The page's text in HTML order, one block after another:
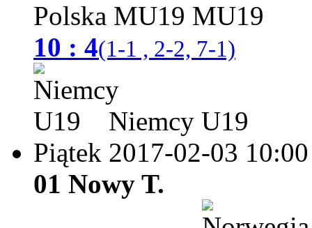
Polska MU19
10 : 4(1-1 , 2-2, 7-1)
Niemcy U19
Piątek 2017-02-03 10:00
01 Nowy T.